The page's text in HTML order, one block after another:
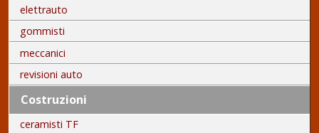
elettrauto
gommisti
meccanici
revisioni auto
Costruzioni
ceramisti TF